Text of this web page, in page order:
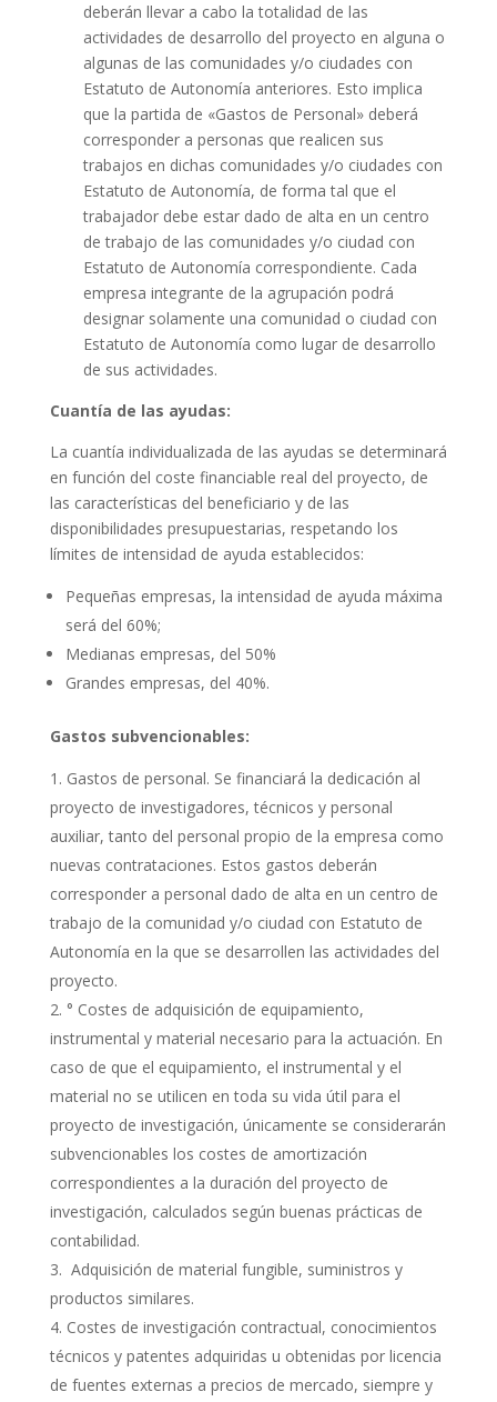
deberán llevar a cabo la totalidad de las
actividades de desarrollo del proyecto en alguna o
algunas de las comunidades y/o ciudades con
Estatuto de Autonomía anteriores. Esto implica
que la partida de «Gastos de Personal» deberá
corresponder a personas que realicen sus
trabajos en dichas comunidades y/o ciudades con
Estatuto de Autonomía, de forma tal que el
trabajador debe estar dado de alta en un centro
de trabajo de las comunidades y/o ciudad con
Estatuto de Autonomía correspondiente. Cada
empresa integrante de la agrupación podrá
designar solamente una comunidad o ciudad con
Estatuto de Autonomía como lugar de desarrollo
de sus actividades.
Cuantía de las ayudas:
La cuantía individualizada de las ayudas se determinará
en función del coste financiable real del proyecto, de
las características del beneficiario y de las
disponibilidades presupuestarias, respetando los
límites de intensidad de ayuda establecidos:
Pequeñas empresas, la intensidad de ayuda máxima
será del 60%;
Medianas empresas, del 50%
Grandes empresas, del 40%.
Gastos subvencionables:
Gastos de personal. Se financiará la dedicación al
proyecto de investigadores, técnicos y personal
auxiliar, tanto del personal propio de la empresa como
nuevas contrataciones. Estos gastos deberán
corresponder a personal dado de alta en un centro de
trabajo de la comunidad y/o ciudad con Estatuto de
Autonomía en la que se desarrollen las actividades del
proyecto.
° Costes de adquisición de equipamiento,
instrumental y material necesario para la actuación. En
caso de que el equipamiento, el instrumental y el
material no se utilicen en toda su vida útil para el
proyecto de investigación, únicamente se considerarán
subvencionables los costes de amortización
correspondientes a la duración del proyecto de
investigación, calculados según buenas prácticas de
contabilidad.
Adquisición de material fungible, suministros y
productos similares.
Costes de investigación contractual, conocimientos
técnicos y patentes adquiridas u obtenidas por licencia
de fuentes externas a precios de mercado, siempre y